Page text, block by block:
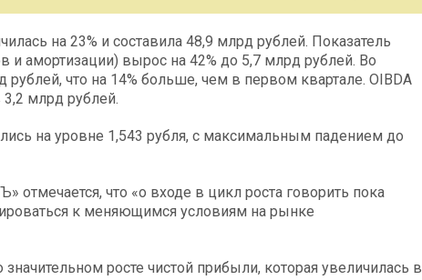
на 23% и составила 48,9 млрд рублей. Показатель
и амортизации) вырос на 42% до 5,7 млрд рублей. Во
что на 14% больше, чем в первом квартале. OIBDA
3,2 млрд рублей.
на уровне 1,543 рубля, с максимальным падением до
отмечается, что «о входе в цикл роста говорить пока
к меняющимся условиям на рынке
росте чистой прибыли, которая увеличилась в